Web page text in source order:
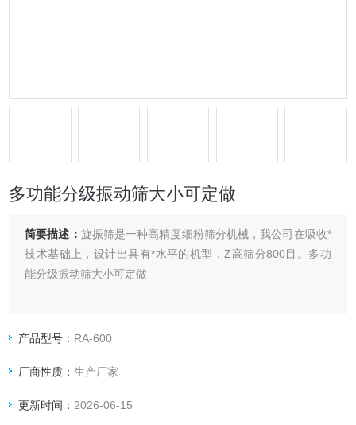
多功能分级振动筛大小可定做
简要描述： 旋振筛是一种高精度细粉筛分机械，我公司在吸收*
技术基础上，设计出具有*水平的机型，Z高筛分800目。多功
能分级振动筛大小可定做
产品型号： RA-600
厂商性质：生产厂家
更新时间： 2026-06-15